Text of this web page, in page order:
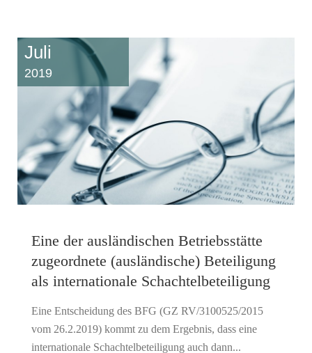
Juli
2019
Eine der ausländischen Betriebsstätte
zugeordnete (ausländische) Beteiligung
als internationale Schachtelbeteiligung
Eine Entscheidung des BFG (GZ RV/3100525/2015
vom 26.2.2019) kommt zu dem Ergebnis, dass eine
internationale Schachtelbeteiligung auch dann...